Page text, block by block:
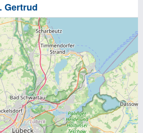
Gertrud